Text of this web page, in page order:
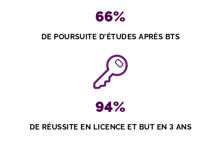
66%
DE POURSUITE D’ÉTUDES APRÈS BTS
94%
DE RÉUSSITE EN LICENCE ET BUT EN 3 ANS